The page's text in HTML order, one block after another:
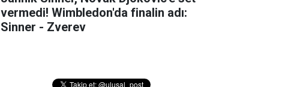
vermedi! Wimbledon'da finalin adı:
Sinner - Zverev